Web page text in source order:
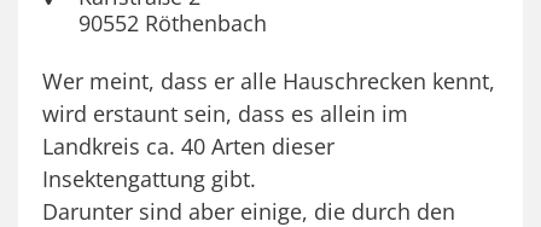
90552 Röthenbach
Wer meint, dass er alle Hauschrecken kennt,
wird erstaunt sein, dass es allein im
Landkreis ca. 40 Arten dieser
Insektengattung gibt.
Darunter sind aber einige, die durch den